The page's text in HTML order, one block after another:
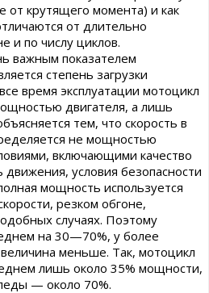
от крутящего момента) и как
от длительно
и по числу циклов.
важным показателем
степень загрузки
время эксплуатации мотоцикл
двигателя, а лишь
тем, что скорость в
не мощностью
включающими качество
условия безопасности
мощность используется
резком обгоне,
случаях. Поэтому
на 30—70%, у более
меньше. Так, мотоцикл
лишь около 35% мощности,
— около 70%.